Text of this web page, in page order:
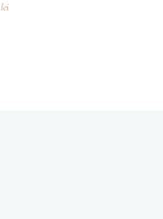
lei